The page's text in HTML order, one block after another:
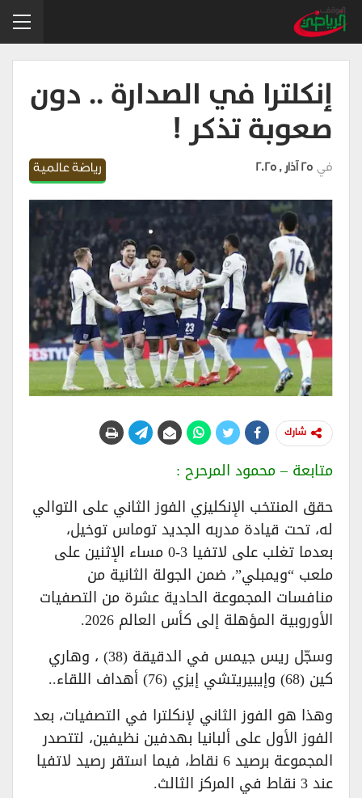
إنكلترا في الصدارة .. دون
صعوبة تذكر !
رياضة عالمية في 25 آذار , 2025
شارك
متابعة – محمود المرحرح :
حقق المنتخب الإنكليزي الفوز الثاني على التوالي
له، تحت قيادة مدربه الجديد توماس توخيل،
بعدما تغلب على لاتفيا 3-0 مساء الإثنين على
ملعب “ويمبلي”، ضمن الجولة الثانية من
منافسات المجموعة الحادية عشرة من التصفيات
الأوروبية المؤهلة إلى كأس العالم 2026.
وسجّل ريس جيمس في الدقيقة (38) ، وهاري
كين (68) وإيبيريتشي إيزي (76) أهداف اللقاء..
وهذا هو الفوز الثاني لإنكلترا في التصفيات، بعد
الفوز الأول على ألبانيا بهدفين نظيفين، لتتصدر
المجموعة برصيد 6 نقاط، فيما استقر رصيد لاتفيا
عند 3 نقاط في المركز الثالث.